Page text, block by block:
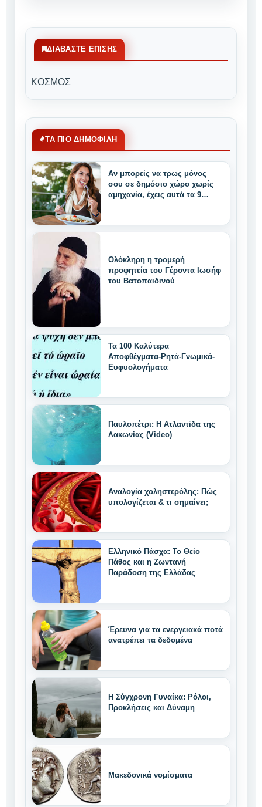
ΔΙΑΒΆΣΤΕ ΕΠΊΣΗΣ
ΚΟΣΜΟΣ
ΤΑ ΠΙΟ ΔΗΜΟΦΙΛΗ
Αν μπορείς να τρως μόνος
σου σε δημόσιο χώρο χωρίς
αμηχανία, έχεις αυτά τα 9
Ολόκληρη η τρομερή
προφητεία του Γέροντα Ιωσήφ
του Βατοπαιδινού
Τα 100 Καλύτερα
Αποφθέγματα-Ρητά-Γνωμικά-
Ευφυολογήματα
Παυλοπέτρι: Η Ατλαντiδα της
Λακωνiας (Video)
Αναλογία χοληστερόλης: Πώς
υπολογίζεται & τι σημαίνει;
Ελληνικό Πάσχα: Το Θείο
Πάθος και η Ζωντανή
Παράδοση της Ελλάδας
Έρευνα για τα ενεργειακά ποτά
ανατρέπει τα δεδομένα
Η Σύγχρονη Γυναίκα: Ρόλοι,
Προκλήσεις και Δύναμη
Μακεδονικά νομίσματα